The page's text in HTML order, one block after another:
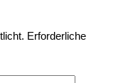
Erforderliche